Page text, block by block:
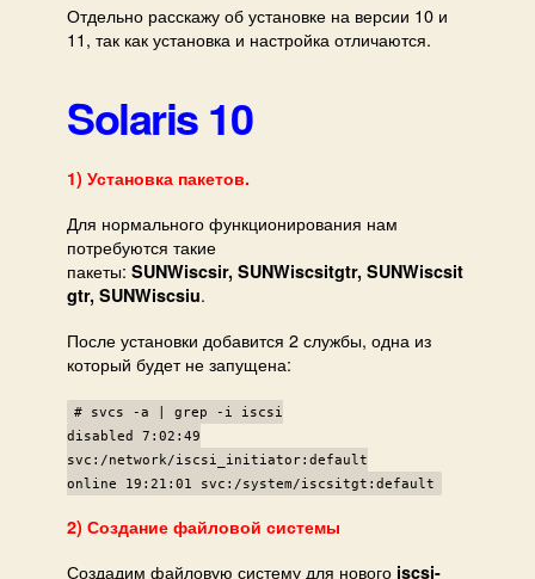
Отдельно расскажу об установке на версии 10 и
11, так как установка и настройка отличаются.
Solaris 10
1) Установка пакетов.
Для нормального функционирования нам
потребуются такие
пакеты: SUNWiscsir, SUNWiscsitgtr, SUNWiscsit
gtr, SUNWiscsiu.
После установки добавится 2 службы, одна из
который будет не запущена:
# svcs -a | grep -i iscsi
disabled 7:02:49
svc:/network/iscsi_initiator:default
online 19:21:01 svc:/system/iscsitgt:default
2) Создание файловой системы
Создадим файловую систему для нового iscsi-